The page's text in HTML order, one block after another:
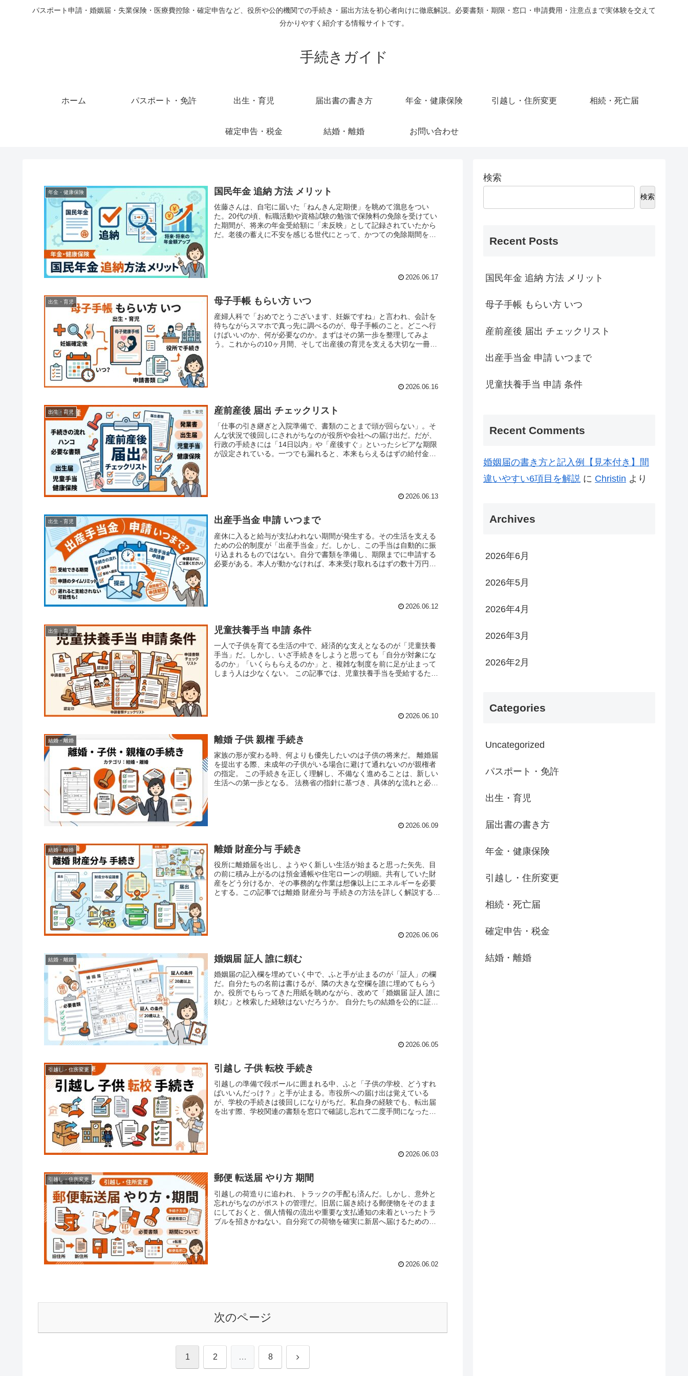
パスポート申請・婚姻届・失業保険・医療費控除・確定申告など、役所や公的機関での手続き・届出方法を初心者向けに徹底解説。必要書類・期限・窓口・申請費用・注意点まで実体験を交えて
分かりやすく紹介する情報サイトです。
手続きガイド
ホーム パスポート・免許 出生・育児 届出書の書き方 年金・健康保険 引越し・住所変更 相続・死亡届
確定申告・税金 結婚・離婚 お問い合わせ
年金・健康保険 国民年金 追納 方法 メリット
佐藤さんは、自宅に届いた「ねんきん定期便」を眺めて溜息をつい
た。20代の頃、転職活動や資格試験の勉強で保険料の免除を受けてい
た期間が、将来の年金受給額に「未反映」として記録されていたから
だ。老後の蓄えに不安を感じる世代にとって、かつての免除期間をそ
2026.06.17
出生・育児 母子手帳 もらい方 いつ
産婦人科で「おめでとうございます、妊娠ですね」と言われ、会計を
待ちながらスマホで真っ先に調べるのが、母子手帳のこと。どこへ行
けばいいのか、何が必要なのか。まずはその第一歩を整理してみよ
う。これからの10ヶ月間、そして出産後の育児を支える大切な一冊を
2026.06.16
出生・育児 産前産後 届出 チェックリスト
「仕事の引き継ぎと入院準備で、書類のことまで頭が回らない」。そ
んな状況で後回しにされがちなのが役所や会社への届け出だ。だが、
行政の手続きには「14日以内」や「産後すぐ」といったシビアな期限
が設定されている。一つでも漏れると、本来もらえるはずの給付金が
2026.06.13
出生・育児 出産手当金 申請 いつまで
産休に入ると給与が支払われない期間が発生する。その生活を支える
ための公的制度が「出産手当金」だ。しかし、この手当は自動的に振
り込まれるものではない。自分で書類を準備し、期限までに申請する
必要がある。本人が動かなければ、本来受け取れるはずの数十万円単
2026.06.12
出生・育児 児童扶養手当 申請 条件
一人で子供を育てる生活の中で、経済的な支えとなるのが「児童扶養
手当」だ。しかし、いざ手続きをしようと思っても「自分が対象にな
るのか」「いくらもらえるのか」と、複雑な制度を前に足が止まって
しまう人は少なくない。 この記事では、児童扶養手当を受給するため
2026.06.10
結婚・離婚 離婚 子供 親権 手続き
家族の形が変わる時、何よりも優先したいのは子供の将来だ。 離婚届
を提出する際、未成年の子供がいる場合に避けて通れないのが親権者
の指定。 この手続きを正しく理解し、不備なく進めることは、新しい
生活への第一歩となる。 法務省の指針に基づき、具体的な流れと必要
2026.06.09
結婚・離婚 離婚 財産分与 手続き
役所に離婚届を出し、ようやく新しい生活が始まると思った矢先、目
の前に積み上がるのは預金通帳や住宅ローンの明細。共有していた財
産をどう分けるか、その事務的な作業は想像以上にエネルギーを必要
とする。この記事では離婚 財産分与 手続きの方法を詳しく解説する。
2026.06.06
結婚・離婚 婚姻届 証人 誰に頼む
婚姻届の記入欄を埋めていく中で、ふと手が止まるのが「証人」の欄
だ。自分たちの名前は書けるが、隣の大きな空欄を誰に埋めてもらう
か。役所でもらってきた用紙を眺めながら、改めて「婚姻届 証人 誰に
頼む」と検索した経験はないだろうか。 自分たちの結婚を公的に証明
2026.06.05
引越し・住所変更 引越し 子供 転校 手続き
引越しの準備で段ボールに囲まれる中、ふと「子供の学校、どうすれ
ばいいんだっけ？」と手が止まる。市役所への届け出は覚えている
が、学校の手続きは後回しになりがちだ。私自身の経験でも、転出届
を出す際、学校関連の書類を窓口で確認し忘れて二度手間になった苦
2026.06.03
引越し・住所変更 郵便 転送届 やり方 期間
引越しの荷造りに追われ、トラックの手配も済んだ。しかし、意外と
忘れがちなのがポストの管理だ。旧居に届き続ける郵便物をそのまま
にしておくと、個人情報の流出や重要な支払通知の未着といったトラ
ブルを招きかねない。自分宛ての荷物を確実に新居へ届けるための備
2026.06.02
次のページ
1 2 … 8 次
検索
検索
Recent Posts
国民年金 追納 方法 メリット
母子手帳 もらい方 いつ
産前産後 届出 チェックリスト
出産手当金 申請 いつまで
児童扶養手当 申請 条件
Recent Comments
婚姻届の書き方と記入例【見本付き】間
違いやすい6項目を解説 に Christin より
Archives
2026年6月
2026年5月
2026年4月
2026年3月
2026年2月
Categories
Uncategorized
パスポート・免許
出生・育児
届出書の書き方
年金・健康保険
引越し・住所変更
相続・死亡届
確定申告・税金
結婚・離婚